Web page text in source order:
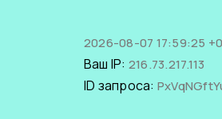
2026-08-07 17:59:25
Ваш IP: 216.73.217.113
ID запроса: